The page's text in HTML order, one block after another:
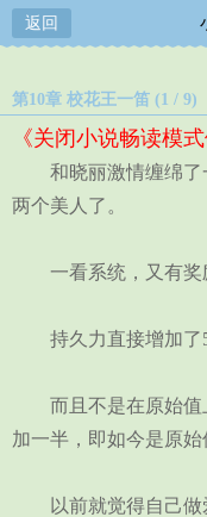
返回
第10章 校花王一笛 (1 / 9)
《关闭小说畅读模
和晓丽激情缠绵了
两个美人了。
一看系统，又有奖
持久力直接增加了
而且不是在原始值
加一半，即如今是原始
以前就觉得自己做